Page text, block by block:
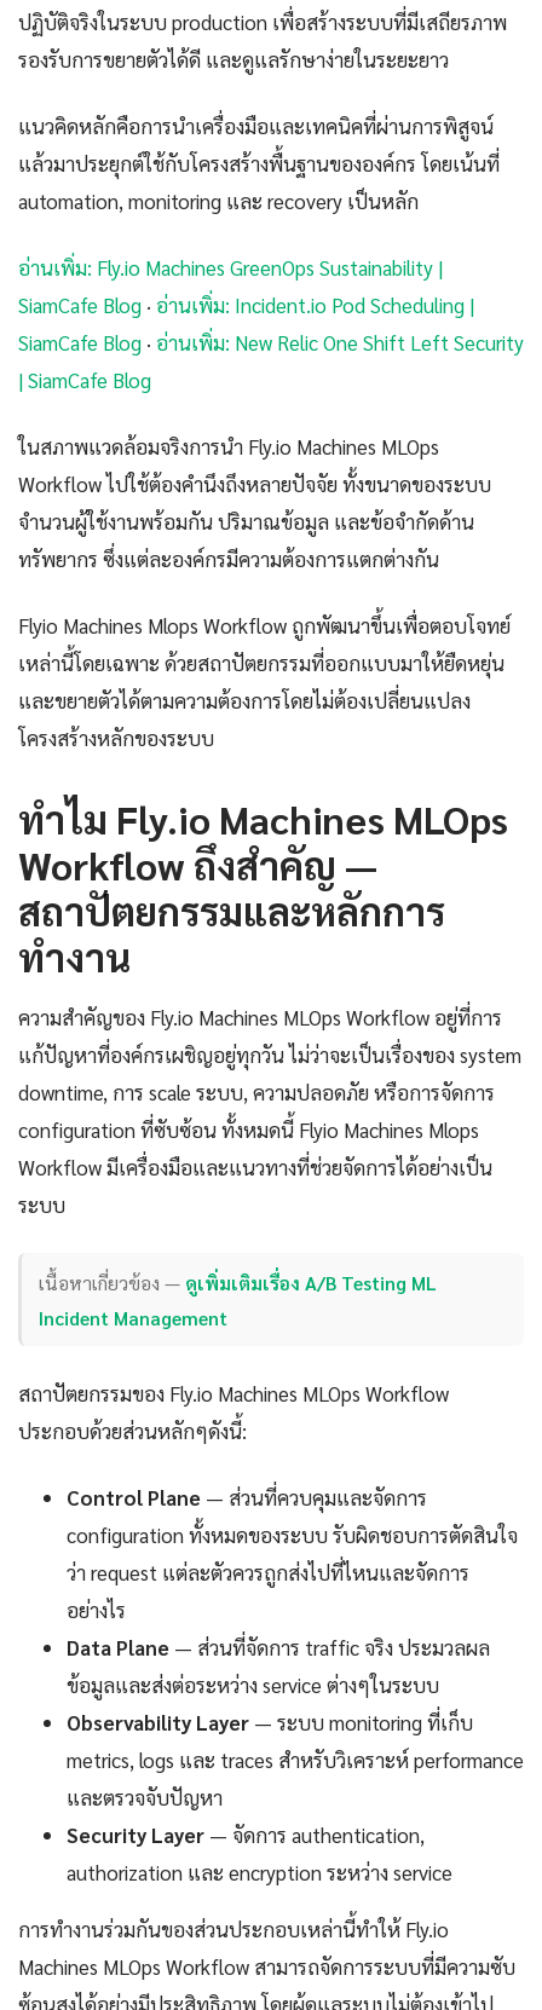
ปฏิบัติจริงในระบบ production เพื่อสร้างระบบที่มีเสถียรภาพ
รองรับการขยายตัวได้ดี และดูแลรักษาง่ายในระยะยาว
แนวคิดหลักคือการนำเครื่องมือและเทคนิคที่ผ่านการพิสูจน์
แล้วมาประยุกต์ใช้กับโครงสร้างพื้นฐานขององค์กร โดยเน้นที่
automation, monitoring และ recovery เป็นหลัก
อ่านเพิ่ม: Fly.io Machines GreenOps Sustainability |
SiamCafe Blog · อ่านเพิ่ม: Incident.io Pod Scheduling |
SiamCafe Blog · อ่านเพิ่ม: New Relic One Shift Left Security
| SiamCafe Blog
ในสภาพแวดล้อมจริงการนำ Fly.io Machines MLOps
Workflow ไปใช้ต้องคำนึงถึงหลายปัจจัย ทั้งขนาดของระบบ
จำนวนผู้ใช้งานพร้อมกัน ปริมาณข้อมูล และข้อจำกัดด้าน
ทรัพยากร ซึ่งแต่ละองค์กรมีความต้องการแตกต่างกัน
Flyio Machines Mlops Workflow ถูกพัฒนาขึ้นเพื่อตอบโจทย์
เหล่านี้โดยเฉพาะ ด้วยสถาปัตยกรรมที่ออกแบบมาให้ยืดหยุ่น
และขยายตัวได้ตามความต้องการโดยไม่ต้องเปลี่ยนแปลง
โครงสร้างหลักของระบบ
ทำไม Fly.io Machines MLOps
Workflow ถึงสำคัญ —
สถาปัตยกรรมและหลักการ
ทำงาน
ความสำคัญของ Fly.io Machines MLOps Workflow อยู่ที่การ
แก้ปัญหาที่องค์กรเผชิญอยู่ทุกวัน ไม่ว่าจะเป็นเรื่องของ system
downtime, การ scale ระบบ, ความปลอดภัย หรือการจัดการ
configuration ที่ซับซ้อน ทั้งหมดนี้ Flyio Machines Mlops
Workflow มีเครื่องมือและแนวทางที่ช่วยจัดการได้อย่างเป็น
ระบบ
เนื้อหาเกี่ยวข้อง — ดูเพิ่มเติมเรื่อง A/B Testing ML
Incident Management
สถาปัตยกรรมของ Fly.io Machines MLOps Workflow
ประกอบด้วยส่วนหลักๆดังนี้:
Control Plane — ส่วนที่ควบคุมและจัดการ
configuration ทั้งหมดของระบบ รับผิดชอบการตัดสินใจ
ว่า request แต่ละตัวควรถูกส่งไปที่ไหนและจัดการ
อย่างไร
Data Plane — ส่วนที่จัดการ traffic จริง ประมวลผล
ข้อมูลและส่งต่อระหว่าง service ต่างๆในระบบ
Observability Layer — ระบบ monitoring ที่เก็บ
metrics, logs และ traces สำหรับวิเคราะห์ performance
และตรวจจับปัญหา
Security Layer — จัดการ authentication,
authorization และ encryption ระหว่าง service
การทำงานร่วมกันของส่วนประกอบเหล่านี้ทำให้ Fly.io
Machines MLOps Workflow สามารถจัดการระบบที่มีความซับ
ซ้อนสูงได้อย่างมีประสิทธิภาพ โดยผู้ดูแลระบบไม่ต้องเข้าไป